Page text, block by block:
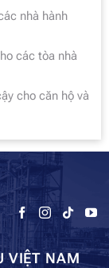
nhà hành
các tòa nhà
cho căn hộ và
VIỆT NAM